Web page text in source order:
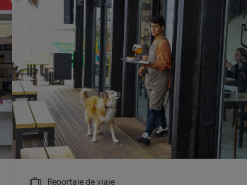
Reportaje de viaje